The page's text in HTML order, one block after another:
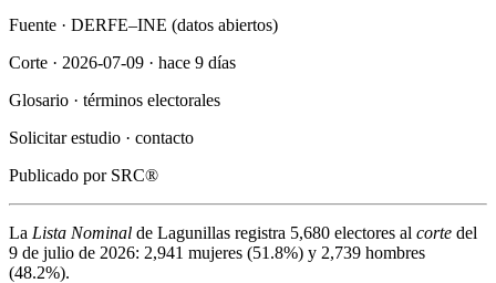
Fuente · DERFE–INE (datos abiertos)
Corte · 2026-07-09 · hace 9 días
Glosario · términos electorales
Solicitar estudio · contacto
Publicado por SRC®
La Lista Nominal de Lagunillas registra 5,680 electores al corte del
9 de julio de 2026: 2,941 mujeres (51.8%) y 2,739 hombres
(48.2%).